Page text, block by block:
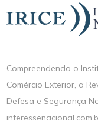
Compreendendo o
Comércio Exterior, a
Defesa e Segurança